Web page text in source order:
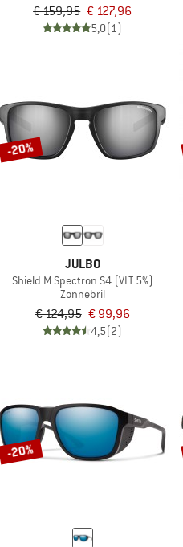
€ 159,95 € 127,96
5,0(1)
7-35%)
-20%
JULBO
Shield M Spectron S4 (VLT 5%)
Zonnebril
€ 124,95 € 99,96
4,5(2)
-20%